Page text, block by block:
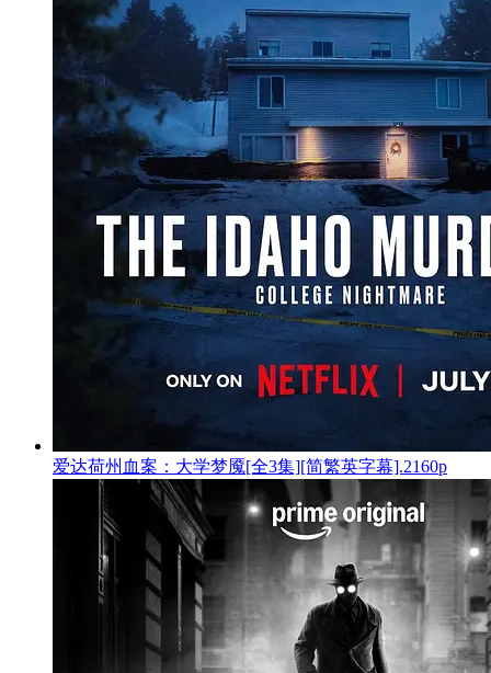
爱达荷州血案：大学梦魇[全3集][简繁英字幕].2160p